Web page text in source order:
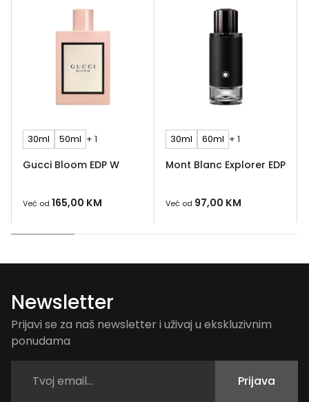
30ml 50ml + 1
Gucci Bloom EDP W
Već od 165,00 KM
30ml 60ml + 1
Mont Blanc Explorer EDP
Već od 97,00 KM
Newsletter
Prijavi se za naš newsletter i uživaj u ekskluzivnim
ponudama
Prijava